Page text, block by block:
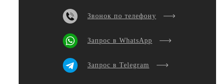
Звонок по телефону
Запрос в WhatsApp
Запрос в Telegram